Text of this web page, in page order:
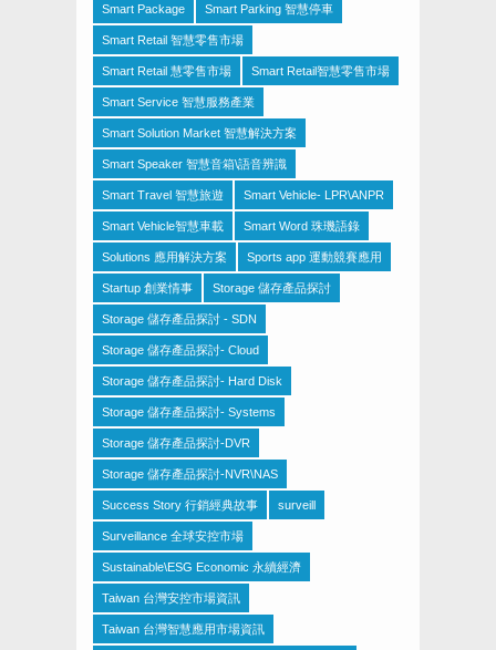
Smart Package Smart Parking 智慧停車
Smart Retail 智慧零售市場
Smart Retail 慧零售市場 Smart Retail智慧零售市場
Smart Service 智慧服務產業
Smart Solution Market 智慧解決方案
Smart Speaker 智慧音箱\語音辨識
Smart Travel 智慧旅遊 Smart Vehicle- LPR\ANPR
Smart Vehicle智慧車載 Smart Word 珠璣語錄
Solutions 應用解決方案 Sports app 運動競賽應用
Startup 創業情事 Storage 儲存產品探討
Storage 儲存產品探討 - SDN
Storage 儲存產品探討- Cloud
Storage 儲存產品探討- Hard Disk
Storage 儲存產品探討- Systems
Storage 儲存產品探討-DVR
Storage 儲存產品探討-NVR\NAS
Success Story 行銷經典故事 surveill
Surveillance 全球安控市場
Sustainable\ESG Economic 永續經濟
Taiwan 台灣安控市場資訊
Taiwan 台灣智慧應用市場資訊